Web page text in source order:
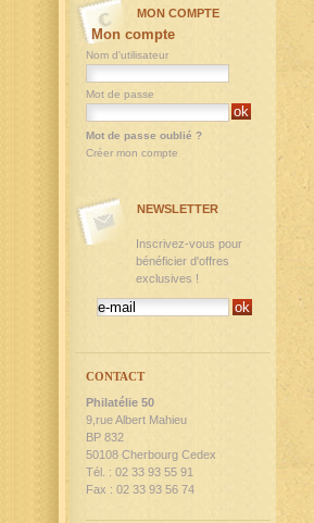
MON COMPTE
Mon compte
Nom d'utilisateur
Mot de passe
Mot de passe oublié ?
Créer mon compte
NEWSLETTER
Inscrivez-vous pour
bénéficier d'offres
exclusives !
CONTACT
Philatélie 50
9,rue Albert Mahieu
BP 832
50108 Cherbourg Cedex
Tél. : 02 33 93 55 91
Fax : 02 33 93 56 74